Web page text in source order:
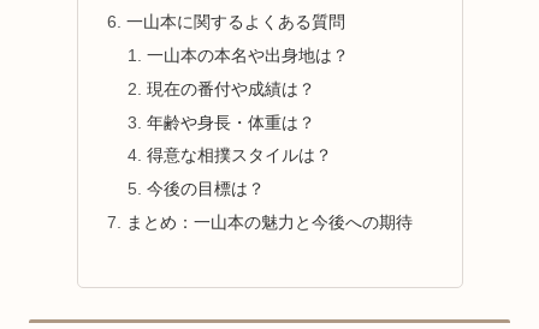
一山本に関するよくある質問
一山本の本名や出身地は？
現在の番付や成績は？
年齢や身長・体重は？
得意な相撲スタイルは？
今後の目標は？
まとめ：一山本の魅力と今後への期待